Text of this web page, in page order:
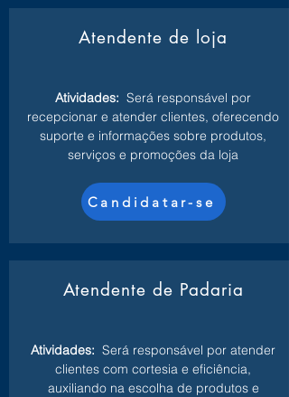
Atendente de loja
Atividades: Será responsável por
recepcionar e atender clientes, oferecendo
suporte e informações sobre produtos,
serviços e promoções da loja
Candidatar-se
Atendente de Padaria
Atividades: Será responsável por atender
clientes com cortesia e eficiência,
auxiliando na escolha de produtos e